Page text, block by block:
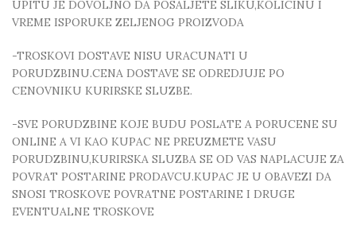
UPITU JE DOVOLJNO DA POSALJETE SLIKU,KOLICINU I
VREME ISPORUKE ZELJENOG PROIZVODA
-TROSKOVI DOSTAVE NISU URACUNATI U
PORUDZBINU.CENA DOSTAVE SE ODREDJUJE PO
CENOVNIKU KURIRSKE SLUZBE.
-SVE PORUDZBINE KOJE BUDU POSLATE A PORUCENE SU
ONLINE A VI KAO KUPAC NE PREUZMETE VASU
PORUDZBINU,KURIRSKA SLUZBA SE OD VAS NAPLACUJE ZA
POVRAT POSTARINE PRODAVCU.KUPAC JE U OBAVEZI DA
SNOSI TROSKOVE POVRATNE POSTARINE I DRUGE
EVENTUALNE TROSKOVE